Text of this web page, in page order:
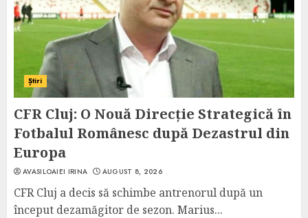
Știri
CFR Cluj: O Nouă Direcție Strategică în
Fotbalul Românesc după Dezastrul din
Europa
AVASILOAIEI IRINA AUGUST 8, 2026
CFR Cluj a decis să schimbe antrenorul după un
început dezamăgitor de sezon. Marius...